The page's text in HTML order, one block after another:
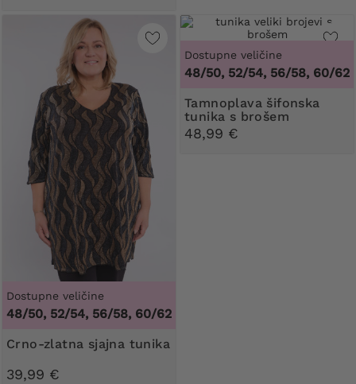
Dostupne veličine
48/50, 52/54, 56/58, 60/62
Crno-zlatna sjajna tunika
39,99 €
Dostupne veličine
48/50, 52/54, 56/58, 60/62
Tamnoplava šifonska
tunika s brošem
48,99 €